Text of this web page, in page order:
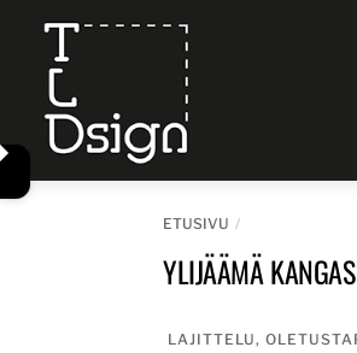
content
ETUSIVU
YLIJÄÄMÄ KANGAS